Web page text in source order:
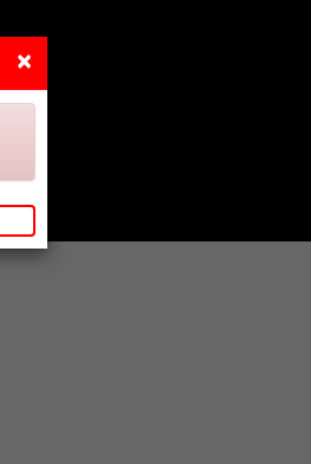
×